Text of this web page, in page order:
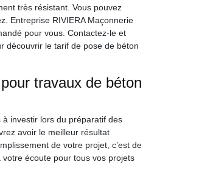
très résistant. Vous pouvez
Entreprise RIVIERA Maçonnerie
pour vous. Contactez-le et
découvrir le tarif de pose de béton
travaux de béton
investir lors du préparatif des
avoir le meilleur résultat
de votre projet, c’est de
écoute pour tous vos projets